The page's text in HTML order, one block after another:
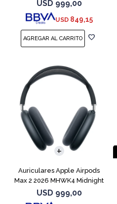
USD 999,00
USD 849,15
Auriculares Apple Airpods
Max 2 2026 MHWK4 Midnight
USD 999,00